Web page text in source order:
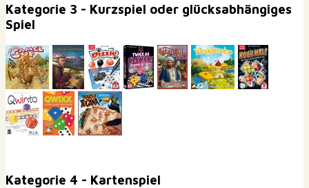
Kategorie 3 - Kurzspiel oder glücksabhängiges
Spiel
Kategorie 4 - Kartenspiel